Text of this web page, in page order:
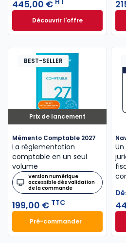
445,00 €
Découvrir l'offreGenIA-L DAF à partir
Dès
Prix de lancement
BEST-SELLER
Mémento Comptable 2027
La réglementation
comptable en un seul
volume
Version numérique
accessible dès validation
de la commande
199,00 € TTC
Pré-commanderMémento Comptable